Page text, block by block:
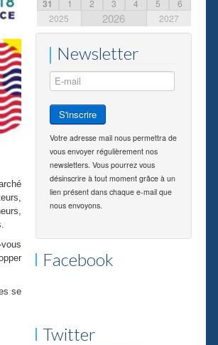
se
31
1 2 3 4 5
6
2025
2026 2027
Newsletter
Votre adresse mail nous permettra de
vous envoyer régulièrement nos
newsletters. Vous pourrez vous
désinscrire à tout moment grâce à un
lien présent dans chaque e-mail que
nous envoyons.
Facebook
Twitter